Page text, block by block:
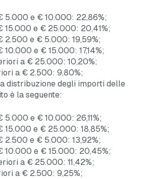
5.000 e € 10.000: 22,86%;
15.000 e € 25.000: 20,41%;
2.500 e € 5.000: 19,59%;
e € 15.000: 17,14%;
a € 25.000: 10,20%;
a € 2.500: 9,80%;
distribuzione degli importi delle
è la seguente:
e € 10.000: 26,11%;
15.000 e € 25.000: 18,85%;
2.500 e € 5.000: 13,92%;
10.000 e € 15.000: 20,45%;
a € 25.000: 11,42%;
a € 2.500: 9,25%;